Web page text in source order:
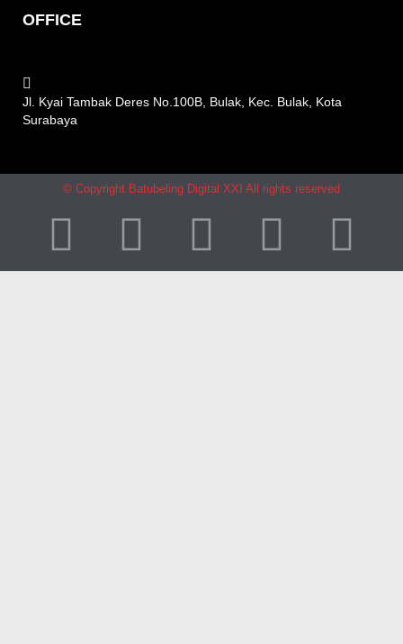
OFFICE
Jl. Kyai Tambak Deres No.100B, Bulak, Kec. Bulak, Kota
Surabaya
© Copyright Batubeling Digital XXI All rights reserved